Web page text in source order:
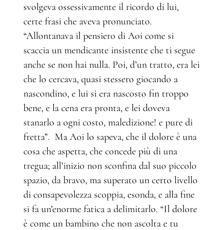
svolgeva ossessivamente il ricordo di lui,
certe frasi che aveva pronunciato.
“Allontanava il pensiero di Aoi come si
scaccia un mendicante insistente che ti segue
anche se non hai nulla. Poi, d’un tratto, era lei
che lo cercava, quasi stessero giocando a
nascondino, e lui si era nascosto fin troppo
bene, e la cena era pronta, e lei doveva
stanarlo a ogni costo, maledizione! e pure di
fretta”. Ma Aoi lo sapeva, che il dolore è una
cosa che aspetta, che concede più di una
tregua; all’inizio non sconfina dal suo piccolo
spazio, da bravo, ma superato un certo livello
di consapevolezza scoppia, esonda, e alla fine
si fa un’enorme fatica a delimitarlo. “Il dolore
è come un bambino che non ascolta e tu